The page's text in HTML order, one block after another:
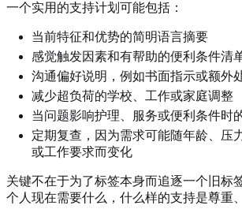
一个实用的支持计划可能包括：
当前特征和优势的简明语言摘要
感觉触发因素和有帮助的便利条件清
沟通偏好说明，例如书面指示或额外
减少超负荷的学校、工作或家庭调整
当问题影响护理、服务或便利条件时
定期复查，因为需求可能随年龄、压
或工作要求而变化
关键不在于为了标签本身而追逐一个旧标
个人现在需要什么，什么样的支持是尊重